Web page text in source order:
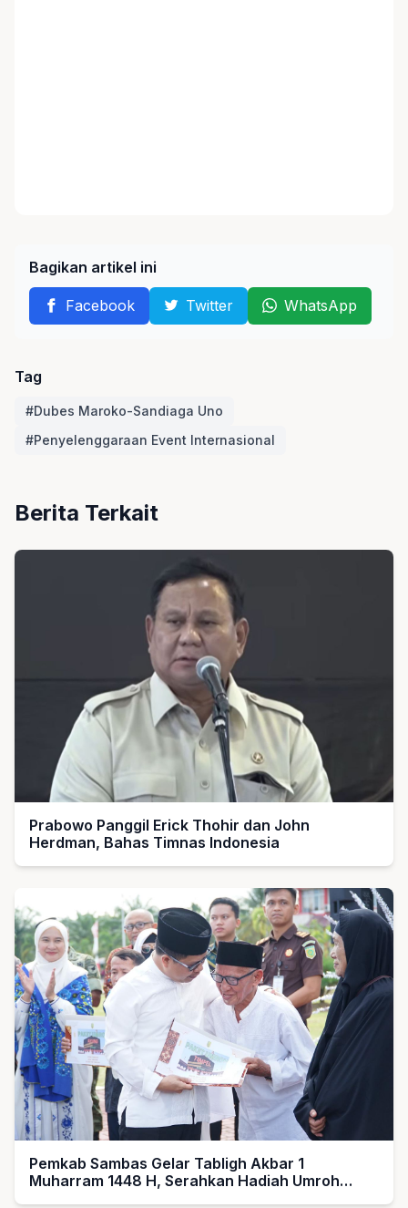
Bagikan artikel ini
Facebook Twitter WhatsApp
Tag
#Dubes Maroko-Sandiaga Uno
#Penyelenggaraan Event Internasional
Berita Terkait
Prabowo Panggil Erick Thohir dan John
Herdman, Bahas Timnas Indonesia
Pemkab Sambas Gelar Tabligh Akbar 1
Muharram 1448 H, Serahkan Hadiah Umroh